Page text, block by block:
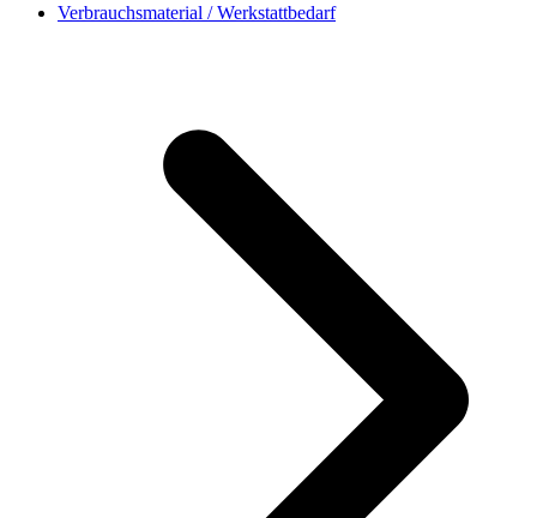
Verbrauchsmaterial / Werkstattbedarf